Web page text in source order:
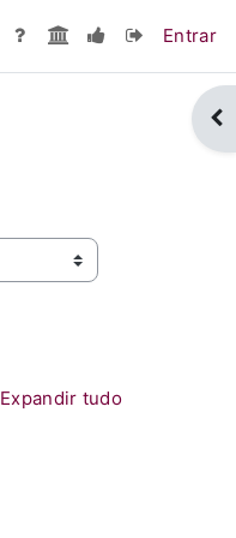
Entrar
Expandir tudo